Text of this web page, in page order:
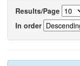
Results/Page
In order